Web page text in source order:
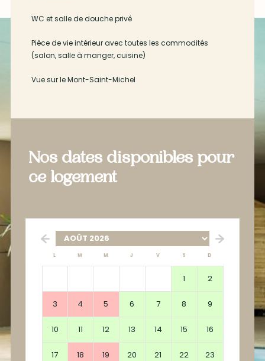
WC et salle de douche privé
Pièce de vie intérieur avec toutes les commodités
(salon, salle à manger, cuisine)
Vue sur le Mont-Saint-Michel
Nos dates disponibles pour
ce logement
L M M J V S D
1 2
3 4 5 6 7 8 9
10 11 12 13 14 15 16
17 18 19 20 21 22 23